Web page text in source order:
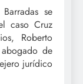
se
caso Cruz
Roberto
de
jurídico